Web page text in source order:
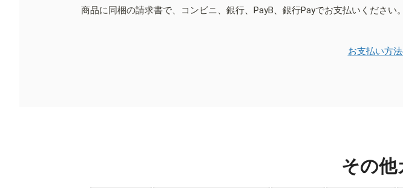
商品に同梱の請求書で、コンビニ、銀行、PayB、銀行Payでお支払いください
お支払い方
その他